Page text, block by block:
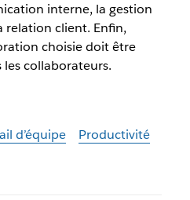
interne, la gestion
relation client. Enfin,
choisie doit être
collaborateurs.
d’équipe Productivité